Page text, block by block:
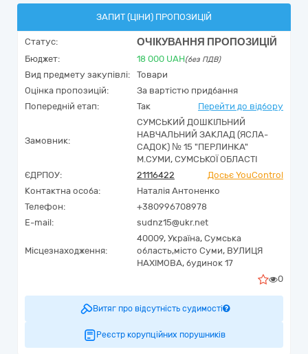
ЗАПИТ (ЦІНИ) ПРОПОЗИЦІЙ
Статус: ОЧІКУВАННЯ ПРОПОЗИЦІЙ
Бюджет: 18 000 UAH(без ПДВ)
Вид предмету закупівлі:
Товари
Оцінка пропозицій:
За вартістю придбання
Попередній етап:
Так Перейти до відбору
Замовник:
СУМСЬКИЙ ДОШКІЛЬНИЙ
НАВЧАЛЬНИЙ ЗАКЛАД (ЯСЛА-
САДОК) № 15 "ПЕРЛИНКА"
М.СУМИ, СУМСЬКОЇ ОБЛАСТІ
ЄДРПОУ:
21116422
Досьє YouControl
Контактна особа:
Наталія Антоненко
Телефон:
+380996708978
E-mail:
sudnz15@ukr.net
Місцезнаходження:
40009, Україна, Сумська
область,місто Суми, ВУЛИЦЯ
НАХІМОВА, будинок 17
0
Витяг про відсутність судимості
Реєстр корупційних порушників